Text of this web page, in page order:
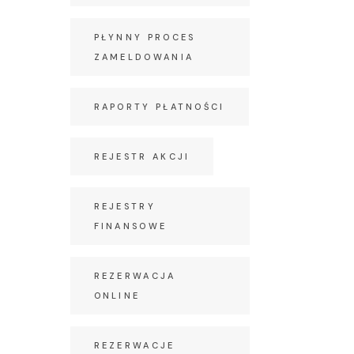
PŁYNNY PROCES
ZAMELDOWANIA
RAPORTY PŁATNOŚCI
REJESTR AKCJI
REJESTRY
FINANSOWE
REZERWACJA
ONLINE
REZERWACJE